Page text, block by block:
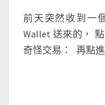
前天突然收到一
Wallet 送來的，
奇怪交易： 再點